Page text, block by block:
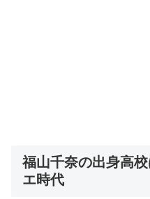
福山千奈の出身高
エ時代